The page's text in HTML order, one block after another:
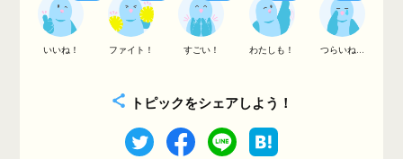
いいね！ ファイト！ すごい！ わたしも！ つらいね...
トピックをシェアしよう！